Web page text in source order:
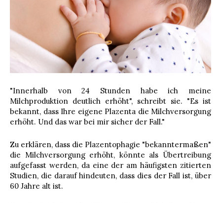
"Innerhalb von 24 Stunden habe ich meine
Milchproduktion deutlich erhöht", schreibt sie. "Es ist
bekannt, dass Ihre eigene Plazenta die Milchversorgung
erhöht. Und das war bei mir sicher der Fall."
Zu erklären, dass die Plazentophagie "bekanntermaßen"
die Milchversorgung erhöht, könnte als Übertreibung
aufgefasst werden, da eine der am häufigsten zitierten
Studien, die darauf hindeuten, dass dies der Fall ist, über
60 Jahre alt ist.